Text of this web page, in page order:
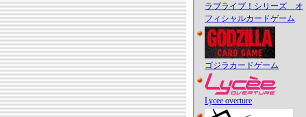
ラブライブ！シリーズ オ
フィシャルカードゲーム
ゴジラカードゲーム
Lycee overture